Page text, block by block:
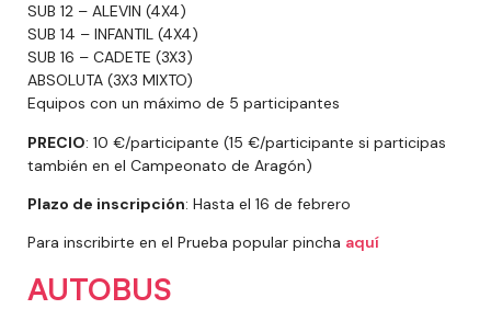
SUB 12 – ALEVIN (4X4)
SUB 14 – INFANTIL (4X4)
SUB 16 – CADETE (3X3)
ABSOLUTA (3X3 MIXTO)
Equipos con un máximo de 5 participantes
PRECIO: 10 €/participante (15 €/participante si participas
también en el Campeonato de Aragón)
Plazo de inscripción: Hasta el 16 de febrero
Para inscribirte en el Prueba popular pincha aquí
AUTOBUS